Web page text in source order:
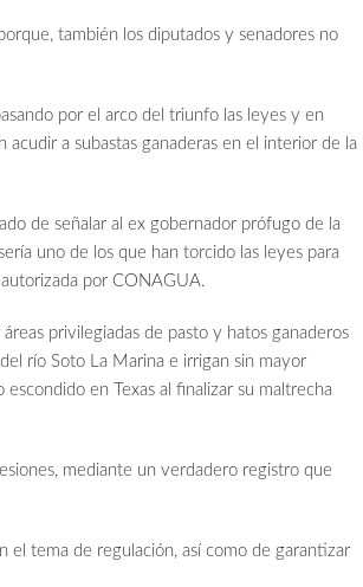
también los diputados y senadores no
por el arco del triunfo las leyes y en
a subastas ganaderas en el interior de la
de señalar al ex gobernador prófugo de la
uno de los que han torcido las leyes para
por CONAGUA.
privilegiadas de pasto y hatos ganaderos
río Soto La Marina e irrigan sin mayor
en Texas al finalizar su maltrecha
mediante un verdadero registro que
el tema de regulación, así como de garantizar